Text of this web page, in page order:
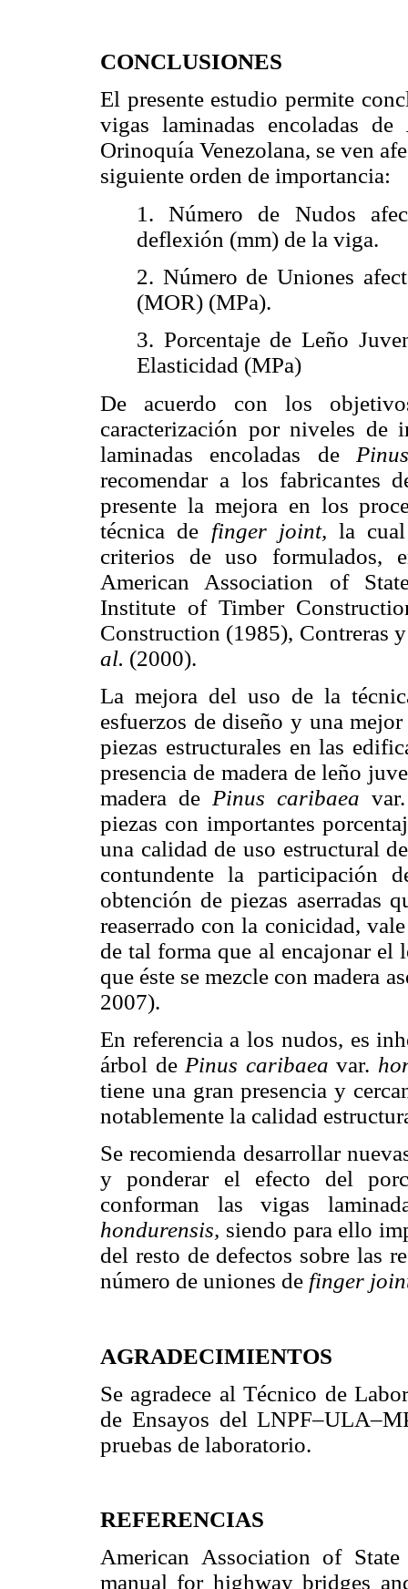
CONCLUSIONES
El presente estudio permite
vigas laminadas encoladas de
Orinoquía Venezolana, se ven
siguiente orden de importancia:
1. Número de Nudos
deflexión (mm) de la viga.
2. Número de Uniones
(MOR) (MPa).
3. Porcentaje de Leño
Elasticidad (MPa)
De acuerdo con los
caracterización por niveles de
laminadas encoladas de
recomendar a los fabricantes
presente la mejora en los
técnica de finger joint,la
criterios de uso formulados,
American Association of
Institute of Timber
Construction (1985), Contreras
al. (2000).
La mejora del uso de la
esfuerzos de diseño y una
piezas estructurales en las
presencia de madera de leño
madera de Pinus caribaea
piezas con importantes
una calidad de uso estructural
contundente la participación
obtención de piezas aserradas
reaserrado con la conicidad,
de tal forma que al encajonar el
que éste se mezcle con madera
2007).
En referencia a los nudos, es
árbol de Pinus caribaea var.
tiene una gran presencia y
notablemente la calidad
Se recomienda desarrollar
y ponderar el efecto del
conforman las vigas
hondurensis, siendo para ello
del resto de defectos sobre las
número de uniones de finger
AGRADECIMIENTOS
Se agradece al Técnico de
de Ensayos del
pruebas de laboratorio.
REFERENCIAS
American Association of
manual for highway bridges